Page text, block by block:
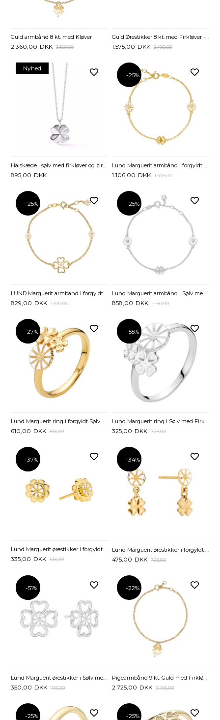
Guld armbånd 8 kt. med Kløver
2.360,00 DKK 3.150,00
Guld Ørestikker 8 kt. med Firkløver - 6 mm
1.575,00 DKK 2.100,00
Nyhed
895,00 DKK
-25%
1.106,00 DKK 1.475,00
-25%
LUND Marguerit armbånd i forgyldt Sølv med Kløver
829,00 DKK 1.100,00
-25%
Lund Marguerit armbånd i Sølv med Kløver - 17 til 19 cm
858,00 DKK 1.150,00
-27%
-27%
Lund Marguerit ring i forgyldt Sølv med Kløver
610,00 DKK 835,00
-55%
-55%
Lund Marguerit ring i Sølv med Firkløver
325,00 DKK 725,00
-37%
-37%
Lund Marguerit ørestikker i forgyldt Sølv med Firkløver
335,00 DKK 535,00
-34%
-34%
Lund Marguerit ørestikker i forgyldt Sølv med Kløver
475,00 DKK 725,00
-51%
-51%
Lund Marguerit ørestikker i Sølv med Kløver
350,00 DKK 715,00
-22%
Pigearmbånd 9 kt. Guld med Firkløver
2.725,00 DKK 3.495,00
-25% -25%